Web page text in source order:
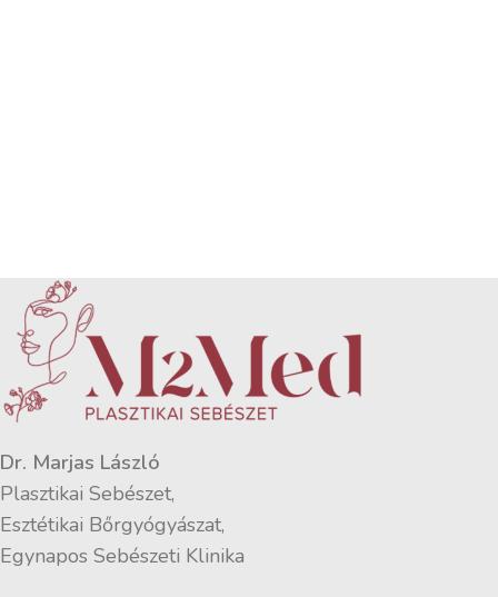
Dr. Marjas László
Plasztikai Sebészet,
Esztétikai Bőrgyógyászat,
Egynapos Sebészeti Klinika